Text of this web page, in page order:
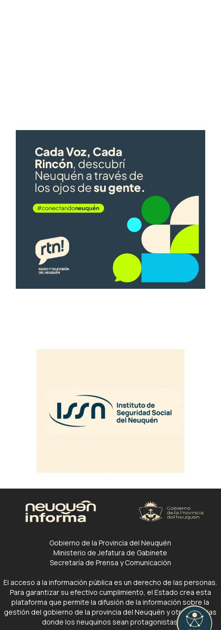
Gobierno de la Provincia del Neuquén
Ministerio de Jefatura de Gabinete
Secretaría de Prensa y Comunicación
El acceso a la información pública es un derecho de las personas.
Para garantizar su efectivo cumplimiento, el Estado crea esta
plataforma que permite la difusión de la información sobre la
gestión del gobierno de la provincia del Neuquén y otras noticias
donde los neuquinos sean protagonistas.